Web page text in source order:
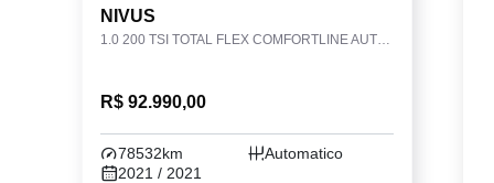
NIVUS
1.0 200 TSI TOTAL FLEX COMFORTLINE AUTOMÁTICO
R$ 92.990,00
78532km
Automatico
2021 / 2021